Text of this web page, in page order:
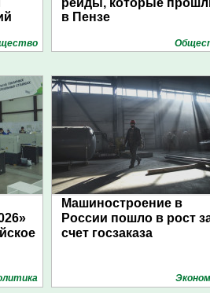
рейды, которые
в Пензе
Машиностроение в
России пошло в рост
счет госзаказа